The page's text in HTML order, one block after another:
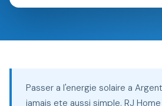
Passer a l'energie solaire a
jamais ete aussi simple. RJ